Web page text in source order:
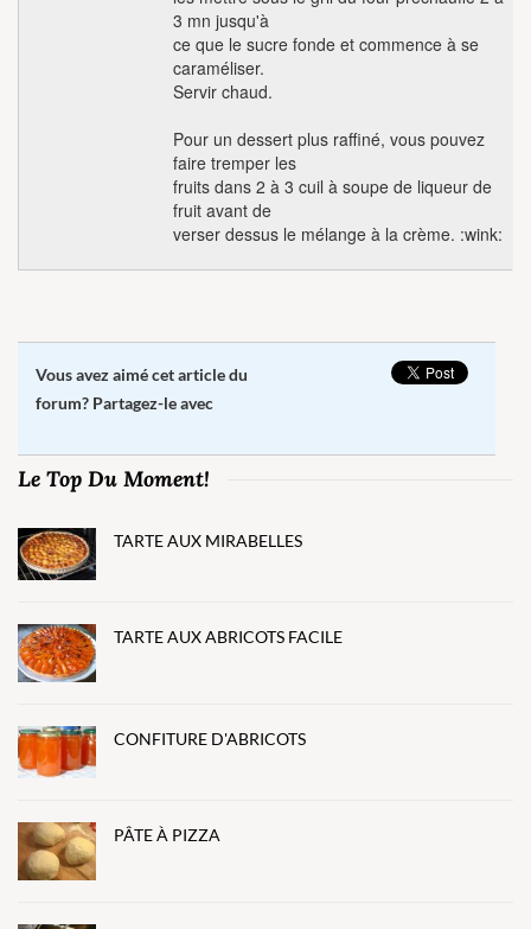
3 mn jusqu'à
ce que le sucre fonde et commence à se
caraméliser.
Servir chaud.
Pour un dessert plus raffiné, vous pouvez
faire tremper les
fruits dans 2 à 3 cuil à soupe de liqueur de
fruit avant de
verser dessus le mélange à la crème. :wink:
Vous avez aimé cet article du
forum? Partagez-le avec
Le Top Du Moment!
TARTE AUX MIRABELLES
TARTE AUX ABRICOTS FACILE
CONFITURE D'ABRICOTS
PÂTE À PIZZA